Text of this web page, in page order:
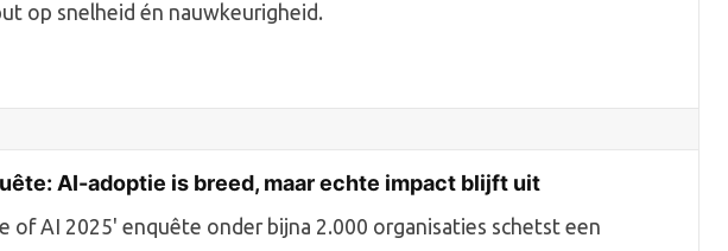
op snelheid én nauwkeurigheid.
AI-adoptie is breed, maar echte impact blijft uit
of AI 2025' enquête onder bijna 2.000 organisaties schetst een